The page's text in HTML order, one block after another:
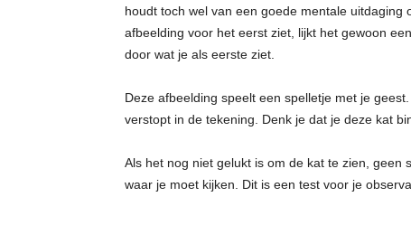
houdt toch wel van een goede mentale uitdaging
afbeelding voor het eerst ziet, lijkt het gewoon
door wat je als eerste ziet.
Deze afbeelding speelt een spelletje met je
verstopt in de tekening. Denk je dat je deze kat
Als het nog niet gelukt is om de kat te zien, geen
waar je moet kijken. Dit is een test voor je